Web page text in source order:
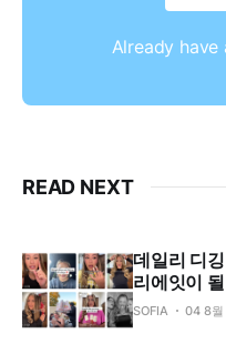
Already have
READ NEXT
데일리 디
리에잇이
SOFIA 04 8